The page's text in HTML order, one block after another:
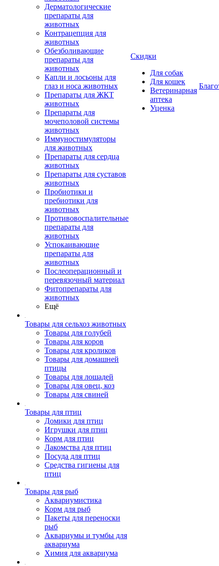
Дерматологические
препараты для
животных
Контрацепция для
животных
Обезболивающие
препараты для
животных
Капли и лосьоны для
глаз и носа животных
Препараты для ЖКТ
животных
Препараты для
мочеполовой системы
животных
Иммуностимуляторы
для животных
Препараты для сердца
животных
Препараты для суставов
животных
Пробиотики и
пребиотики для
животных
Противовоспалительные
препараты для
животных
Успокаивающие
препараты для
животных
Послеоперационный и
перевязочный материал
Фитопрепараты для
животных
Ещё
Товары для сельхоз животных
Товары для голубей
Товары для коров
Товары для кроликов
Товары для домашней
птицы
Товары для лошадей
Товары для овец, коз
Товары для свиней
Товары для птиц
Домики для птиц
Игрушки для птиц
Корм для птиц
Лакомства для птиц
Посуда для птиц
Средства гигиены для
птиц
Товары для рыб
Аквариумистика
Корм для рыб
Пакеты для переноски
рыб
Аквариумы и тумбы для
аквариума
Химия для аквариума
Скидки
Для собак
Для кошек
Ветеринарная
аптека
Уценка